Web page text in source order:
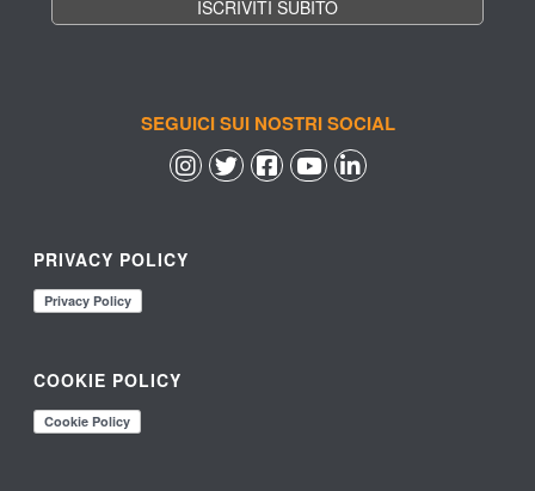
SEGUICI SUI NOSTRI SOCIAL
PRIVACY POLICY
COOKIE POLICY